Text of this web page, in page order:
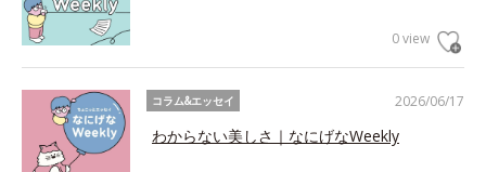
0 view
2026/06/17
コラム&エッセイ
わからない美しさ｜なにげなWeekly